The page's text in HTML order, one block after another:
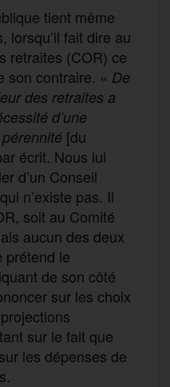
tient même
lorsqu’il fait dire au
retraites (COR) ce
son contraire. « De
des retraites a
d’une
[du
écrit. Nous lui
d’un Conseil
n’existe pas. Il
soit au Comité
aucun des deux
prétend le
de son côté
sur les choix
sur le fait que
les dépenses de